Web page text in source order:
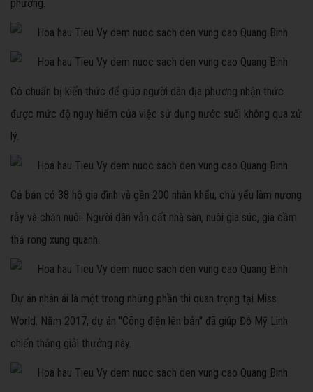
phương.
Cô chuẩn bị kiến thức để giúp người dân địa phương nhận thức
được mức độ nguy hiểm của việc sử dụng nước suối không qua xử
lý.
Cả bản có 38 hộ gia đình và gần 200 nhân khẩu, chủ yếu làm nương
rẫy và chăn nuôi. Người dân vẫn cất nhà sàn, nuôi gia súc, gia cầm
thả rong xung quanh.
Dự án nhân ái là một trong những phần thi quan trọng tại Miss
World. Năm 2017, dự án "Cõng điện lên bản" đã giúp Đỗ Mỹ Linh
chiến thắng giải thưởng này.